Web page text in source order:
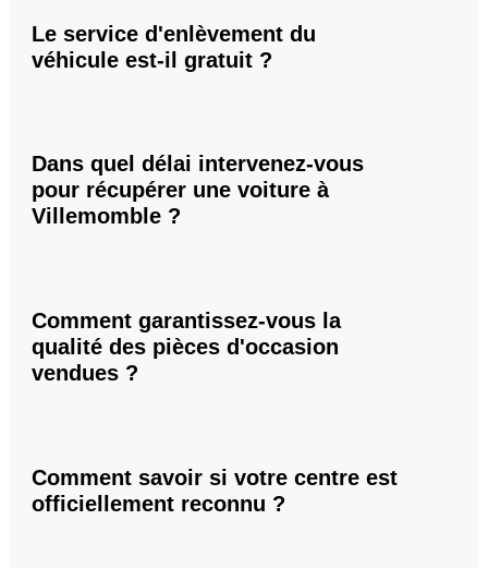
Le service d'enlèvement du
véhicule est-il gratuit ?
Dans quel délai intervenez-vous
pour récupérer une voiture à
Villemomble ?
Comment garantissez-vous la
qualité des pièces d'occasion
vendues ?
Comment savoir si votre centre est
officiellement reconnu ?